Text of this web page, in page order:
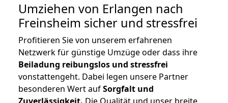
Umziehen von Erlangen nach
Freinsheim sicher und stressfrei
Profitieren Sie von unserem erfahrenen
Netzwerk für günstige Umzüge oder dass ihre
Beiladung reibungslos und stressfrei
vonstattengeht. Dabei legen unsere Partner
besonderen Wert aufSorgfalt und